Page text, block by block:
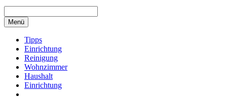
Menü
Tipps
Einrichtung
Reinigung
Wohnzimmer
Haushalt
Einrichtung